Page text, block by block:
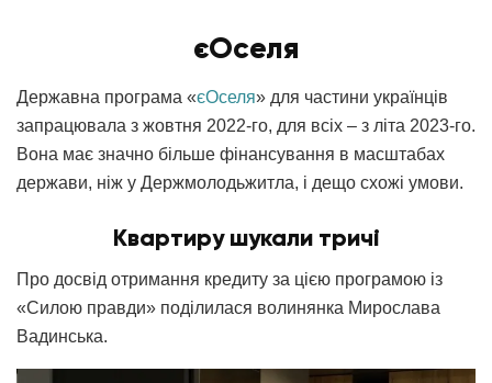
єОселя
Державна програма «єОселя» для частини українців
запрацювала з жовтня 2022-го, для всіх – з літа 2023-го.
Вона має значно більше фінансування в масштабах
держави, ніж у Держмолодьжитла, і дещо схожі умови.
Квартиру шукали тричі
Про досвід отримання кредиту за цією програмою із
«Силою правди» поділилася волинянка Мирослава
Вадинська.